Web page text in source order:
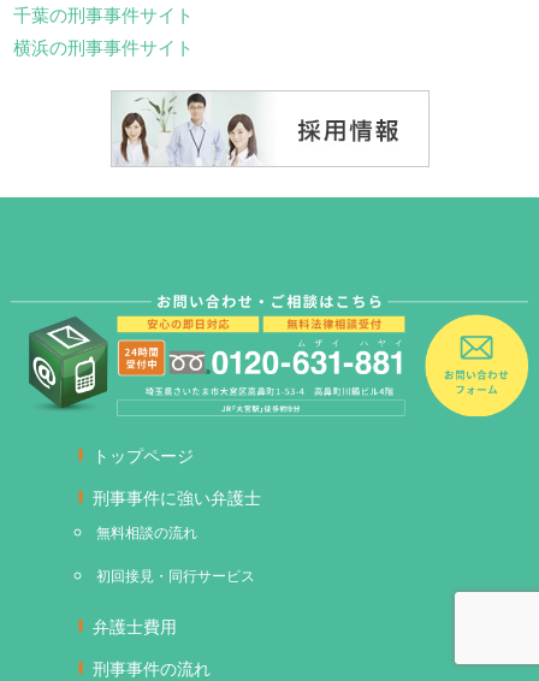
千葉の刑事事件サイト
横浜の刑事事件サイト
トップページ
刑事事件に強い弁護士
無料相談の流れ
初回接見・同行サービス
弁護士費用
刑事事件の流れ